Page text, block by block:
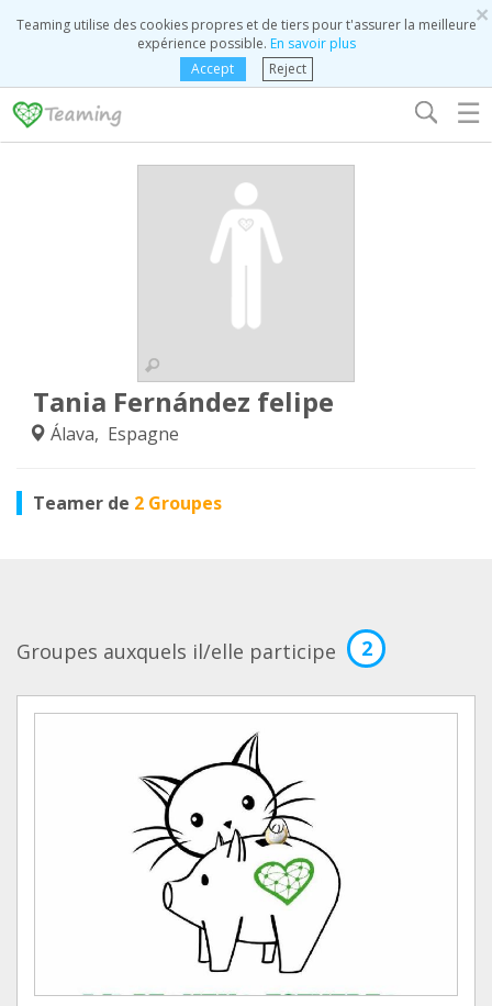
×
Teaming utilise des cookies propres et de tiers pour t'assurer la meilleure
expérience possible. En savoir plus
Accept
Reject
☰
Tania Fernández felipe
Álava, Espagne
Teamer de 2 Groupes
Groupes auxquels il/elle participe 2